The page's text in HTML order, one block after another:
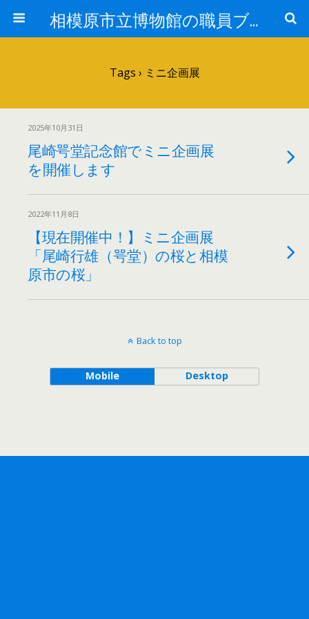
相模原市立博物館の職員ブログ
Tags › ミニ企画展
2025年10月31日
尾崎咢堂記念館でミニ企画展
を開催します
2022年11月8日
【現在開催中！】ミニ企画展
「尾崎行雄（咢堂）の桜と相模
原市の桜」
Back to top
Mobile Desktop